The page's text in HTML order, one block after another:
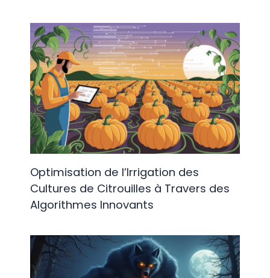
Optimisation de l’Irrigation des
Cultures de Citrouilles à Travers des
Algorithmes Innovants